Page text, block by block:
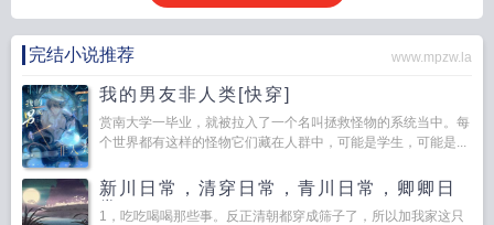
完结小说推荐 www.mpzw.la
我的男友非人类[快穿]
赏南大学一毕业，就被拉入了一个名叫拯救怪物的系统当中。每
个世界都有这样的怪物它们藏在人群中，可能是学生，可能是...
新川日常，清穿日常，青川日常，卿卿日
常
1，吃吃喝喝那些事。反正清朝都穿成筛子了，所以加我家这只